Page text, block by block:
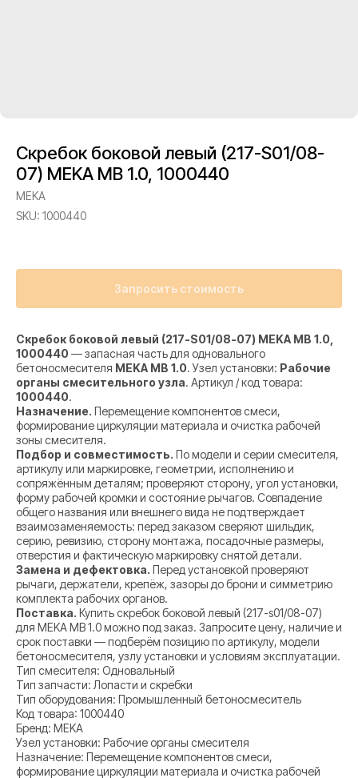
Скребок боковой левый (217-S01/08-
07) MEKA MB 1.0, 1000440
MEKA
SKU: 1000440
Запросить стоимость
Скребок боковой левый (217-S01/08-07) MEKA MB 1.0,
1000440 — запасная часть для одновального
бетоносмесителя MEKA MB 1.0. Узел установки: Рабочие
органы смесительного узла. Артикул / код товара:
1000440.
Назначение. Перемещение компонентов смеси,
формирование циркуляции материала и очистка рабочей
зоны смесителя.
Подбор и совместимость. По модели и серии смесителя,
артикулу или маркировке, геометрии, исполнению и
сопряжённым деталям; проверяют сторону, угол установки,
форму рабочей кромки и состояние рычагов. Совпадение
общего названия или внешнего вида не подтверждает
взаимозаменяемость: перед заказом сверяют шильдик,
серию, ревизию, сторону монтажа, посадочные размеры,
отверстия и фактическую маркировку снятой детали.
Замена и дефектовка. Перед установкой проверяют
рычаги, держатели, крепёж, зазоры до брони и симметрию
комплекта рабочих органов.
Поставка. Купить скребок боковой левый (217-s01/08-07)
для MEKA MB 1.0 можно под заказ. Запросите цену, наличие и
срок поставки — подберём позицию по артикулу, модели
бетоносмесителя, узлу установки и условиям эксплуатации.
Тип смесителя: Одновальный
Тип запчасти: Лопасти и скребки
Тип оборудования: Промышленный бетоносмеситель
Код товара: 1000440
Бренд: MEKA
Узел установки: Рабочие органы смесителя
Назначение: Перемещение компонентов смеси,
формирование циркуляции материала и очистка рабочей